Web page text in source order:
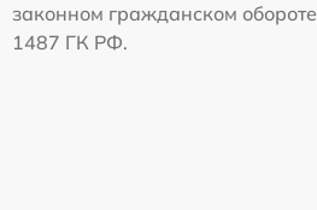
законном гражданском обороте,
1487 ГК РФ.